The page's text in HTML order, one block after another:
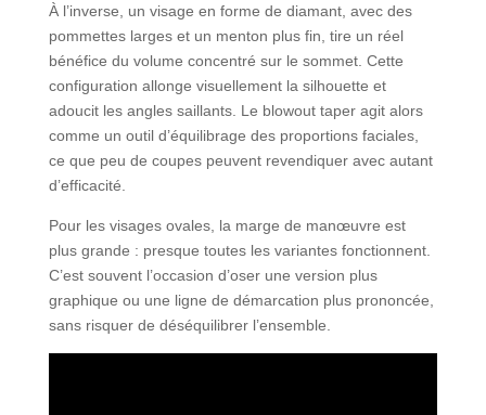
À l’inverse, un visage en forme de diamant, avec des
pommettes larges et un menton plus fin, tire un réel
bénéfice du volume concentré sur le sommet. Cette
configuration allonge visuellement la silhouette et
adoucit les angles saillants. Le blowout taper agit alors
comme un outil d’équilibrage des proportions faciales,
ce que peu de coupes peuvent revendiquer avec autant
d’efficacité.
Pour les visages ovales, la marge de manœuvre est
plus grande : presque toutes les variantes fonctionnent.
C’est souvent l’occasion d’oser une version plus
graphique ou une ligne de démarcation plus prononcée,
sans risquer de déséquilibrer l’ensemble.